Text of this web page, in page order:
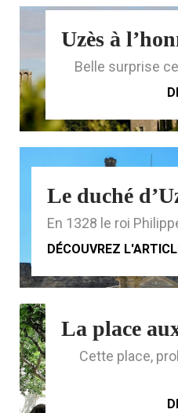
Belle surprise
Le duché
En 1328 le roi
DÉCOUVREZ
Cette place,